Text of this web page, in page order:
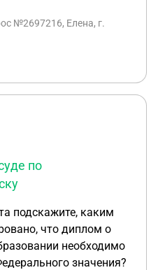
№2697216, Елена, г.
по
подскажите, каким
что диплом о
необходимо
значения?